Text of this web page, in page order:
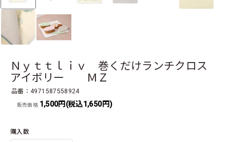
Ｎｙｔｔｌｉｖ 巻くだけランチクロス
アイボリー ＭＺ
品番：4971587558924
販売価格 1,500円(税込1,650円)
購入数